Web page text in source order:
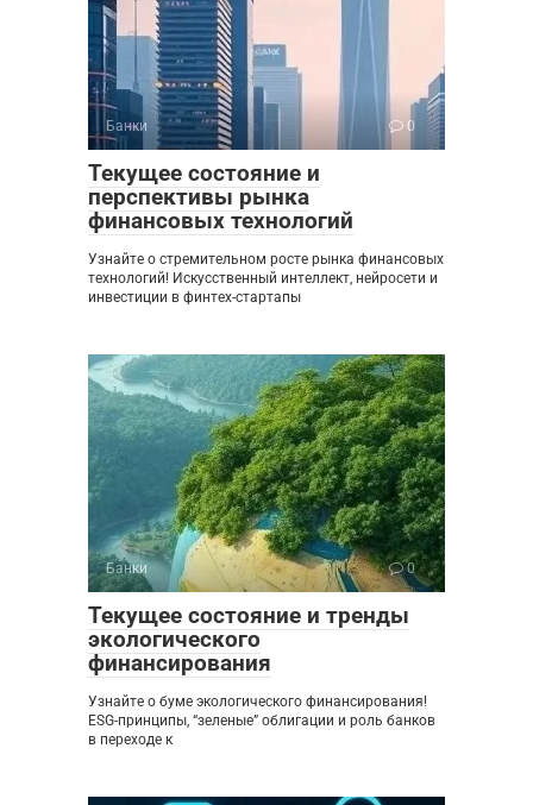
Банки 0
Текущее состояние и
перспективы рынка
финансовых технологий
Узнайте о стремительном росте рынка финансовых
технологий! Искусственный интеллект, нейросети и
инвестиции в финтех-стартапы
Банки 0
Текущее состояние и тренды
экологического
финансирования
Узнайте о буме экологического финансирования!
ESG-принципы, “зеленые” облигации и роль банков
в переходе к